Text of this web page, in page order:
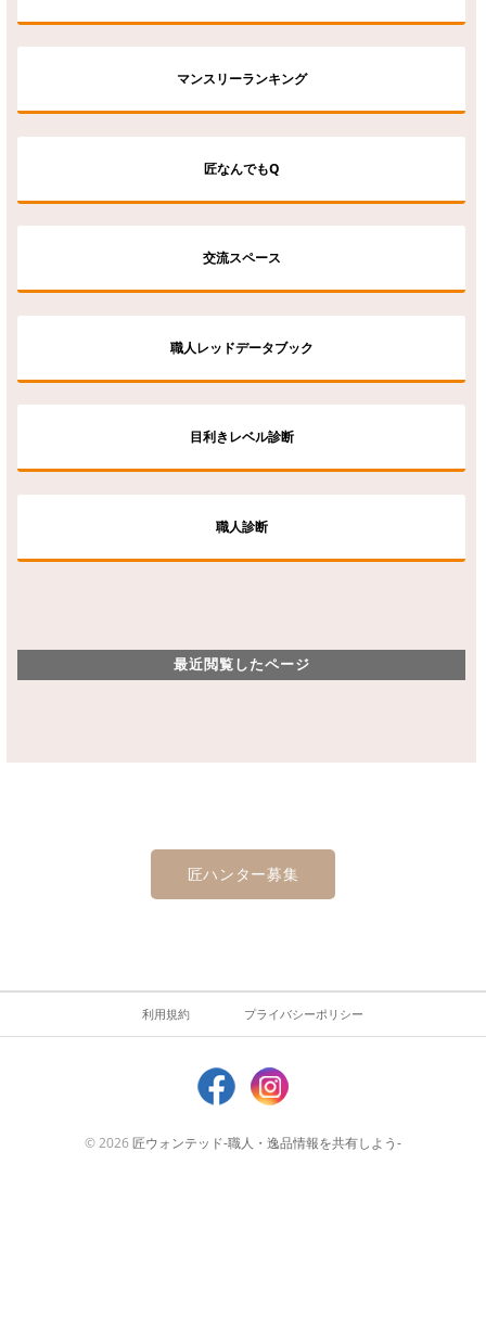
マンスリーランキング
匠なんでもQ
交流スペース
職人レッドデータブック
目利きレベル診断
職人診断
最近閲覧したページ
匠ハンター募集
利用規約 プライバシーポリシー
© 2026 匠ウォンテッド-職人・逸品情報を共有しよう-